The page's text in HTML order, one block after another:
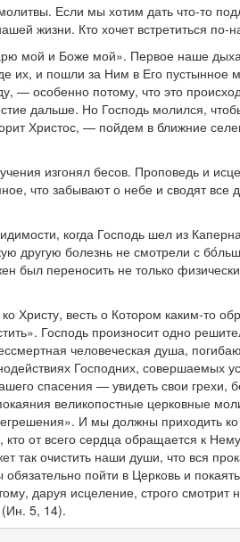
Если мы хотим дать что-то
жизни. Кто хочет встретиться
мой и Боже мой». Первое наше
их, и пошли за Ним в Его
— особенно потому, что это
дальше. Но Господь молился,
Христос, — пойдем в ближние
изгонял бесов. Проповедь и
что забывают о небе и сводят
когда Господь шел из
другую болезнь не смотрели с
переносить не только
Христу, весть о Котором каким-
Господь произносит одно
человеческая душа,
Господних,
спасения — увидеть свои грехи,
великопостные церковные
И мы должны приходить
от всего сердца обращается к
очистить наши души, что вся
пойти в Церковь и
даруя исцеление, строго
5, 14).